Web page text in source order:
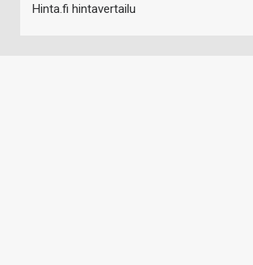
Hinta.fi hintavertailu